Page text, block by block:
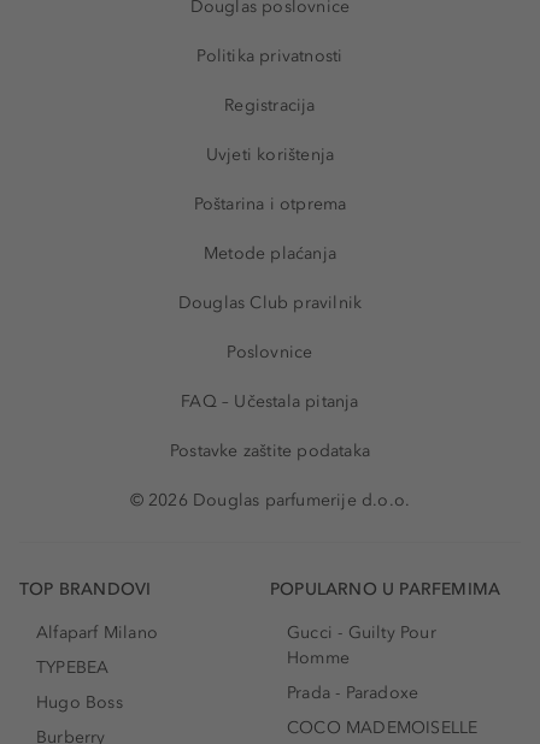
Douglas poslovnice
Politika privatnosti
Registracija
Uvjeti korištenja
Poštarina i otprema
Metode plaćanja
Douglas Club pravilnik
Poslovnice
FAQ – Učestala pitanja
Postavke zaštite podataka
© 2026 Douglas parfumerije d.o.o.
TOP BRANDOVI
Alfaparf Milano
TYPEBEA
Hugo Boss
Burberry
POPULARNO U PARFEMIMA
Gucci - Guilty Pour
Homme
Prada - Paradoxe
COCO MADEMOISELLE